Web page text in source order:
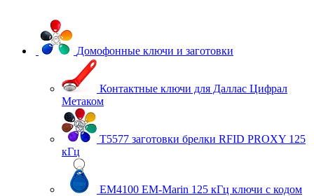
Домофонные ключи и заготовки
Контактные ключи для Даллас Цифрал
Метаком
T5577 заготовки брелки RFID PROXY 125
кГц
EM4100 EM-Marin 125 кГц ключи с кодом